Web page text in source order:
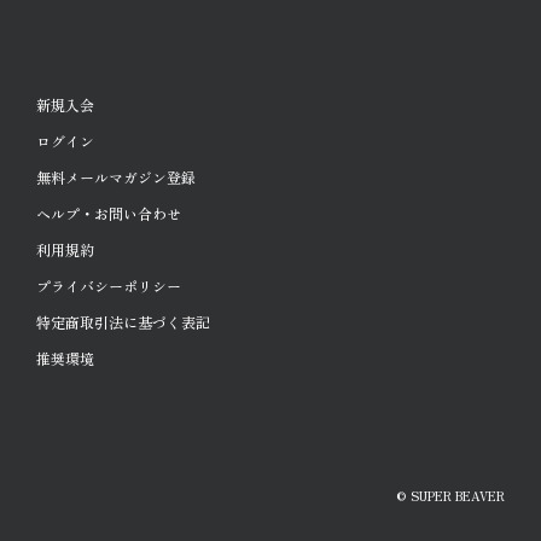
新規入会
ログイン
無料メールマガジン登録
ヘルプ・お問い合わせ
利用規約
プライバシーポリシー
特定商取引法に基づく表記
推奨環境
© SUPER BEAVER